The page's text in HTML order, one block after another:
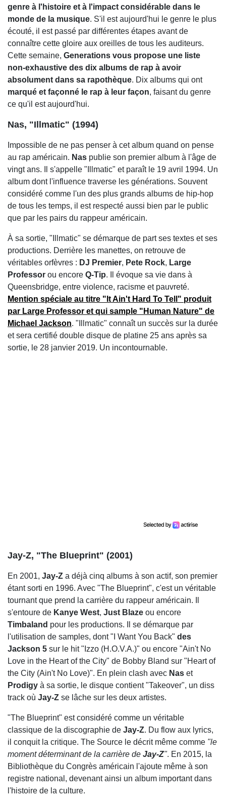
genre à l'histoire et à l'impact considérable dans le
monde de la musique. S'il est aujourd'hui le genre le plus
écouté, il est passé par différentes étapes avant de
connaître cette gloire aux oreilles de tous les auditeurs.
Cette semaine, Generations vous propose une liste
non-exhaustive des dix albums de rap à avoir
absolument dans sa rapothèque. Dix albums qui ont
marqué et façonné le rap à leur façon, faisant du genre
ce qu'il est aujourd'hui.
Nas, "Illmatic" (1994)
Impossible de ne pas penser à cet album quand on pense
au rap américain. Nas publie son premier album à l'âge de
vingt ans. Il s'appelle "Illmatic" et paraît le 19 avril 1994. Un
album dont l'influence traverse les générations. Souvent
considéré comme l'un des plus grands albums de hip-hop
de tous les temps, il est respecté aussi bien par le public
que par les pairs du rappeur américain.
À sa sortie, "Illmatic" se démarque de part ses textes et ses
productions. Derrière les manettes, on retrouve de
véritables orfèvres : DJ Premier, Pete Rock, Large
Professor ou encore Q-Tip. Il évoque sa vie dans à
Queensbridge, entre violence, racisme et pauvreté.
Mention spéciale au titre "It Ain't Hard To Tell" produit
par Large Professor et qui sample "Human Nature" de
Michael Jackson. "Illmatic" connaît un succès sur la durée
et sera certifié double disque de platine 25 ans après sa
sortie, le 28 janvier 2019. Un incontournable.
Jay-Z, "The Blueprint" (2001)
En 2001, Jay-Z a déjà cinq albums à son actif, son premier
étant sorti en 1996. Avec "The Blueprint", c'est un véritable
tournant que prend la carrière du rappeur américain. Il
s'entoure de Kanye West, Just Blaze ou encore
Timbaland pour les productions. Il se démarque par
l'utilisation de samples, dont "I Want You Back" des
Jackson 5 sur le hit "Izzo (H.O.V.A.)" ou encore "Ain't No
Love in the Heart of the City" de Bobby Bland sur "Heart of
the City (Ain't No Love)". En plein clash avec Nas et
Prodigy à sa sortie, le disque contient "Takeover", un diss
track où Jay-Z se lâche sur les deux artistes.
"The Blueprint" est considéré comme un véritable
classique de la discographie de Jay-Z. Du flow aux lyrics,
il conquit la critique. The Source le décrit même comme "le
moment déterminant de la carrière de Jay-Z". En 2015, la
Bibliothèque du Congrès américain l'ajoute même à son
registre national, devenant ainsi un album important dans
l'histoire de la culture.